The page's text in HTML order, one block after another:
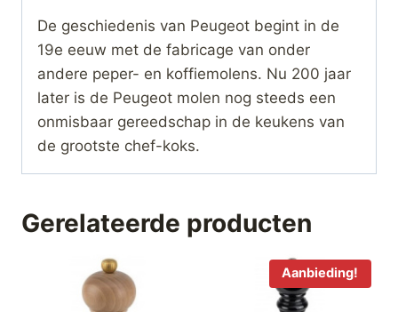
De geschiedenis van Peugeot begint in de
19e eeuw met de fabricage van onder
andere peper- en koffiemolens. Nu 200 jaar
later is de Peugeot molen nog steeds een
onmisbaar gereedschap in de keukens van
de grootste chef-koks.
Gerelateerde producten
Aanbieding!